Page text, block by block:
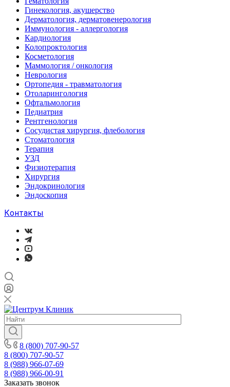
Гинекология, акушерство
Дерматология, дерматовенерология
Иммунология - аллергология
Кардиология
Колопроктология
Косметология
Маммология / онкология
Неврология
Ортопедия - травматология
Отоларингология
Офтальмология
Педиатрия
Рентгенология
Сосудистая хирургия, флебология
Стоматология
Терапия
УЗД
Физиотерапия
Хирургия
Эндокринология
Эндоскопия
Контакты
8 (800) 707-90-57
8 (800) 707-90-57
8 (988) 966-07-69
8 (988) 966-00-91
Заказать звонок